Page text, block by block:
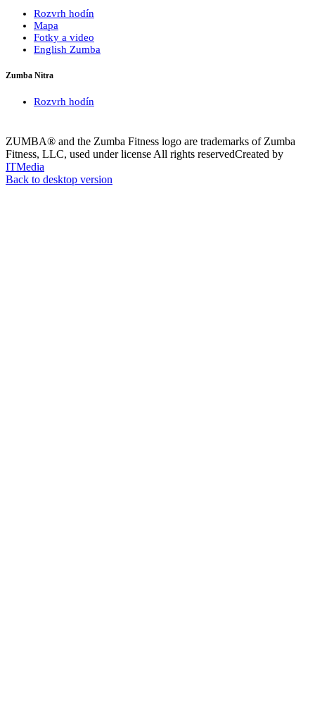
Rozvrh hodín
Mapa
Fotky a video
English Zumba
Zumba Nitra
Rozvrh hodín
ZUMBA® and the Zumba Fitness logo are trademarks of Zumba
Fitness, LLC, used under license All rights reservedCreated by
ITMedia
Back to desktop version